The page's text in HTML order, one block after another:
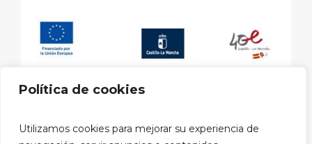
Política de cookies
Utilizamos cookies para mejorar su experiencia de
Política privacidad RRSS